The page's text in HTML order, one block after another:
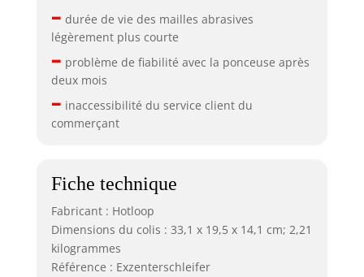
– durée de vie des mailles abrasives
légèrement plus courte
– problème de fiabilité avec la ponceuse après
deux mois
– inaccessibilité du service client du
commerçant
Fiche technique
Fabricant : Hotloop
Dimensions du colis : 33,1 x 19,5 x 14,1 cm; 2,21
kilogrammes
Référence : Exzenterschleifer